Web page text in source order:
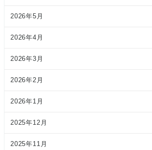
2026年5月
2026年4月
2026年3月
2026年2月
2026年1月
2025年12月
2025年11月